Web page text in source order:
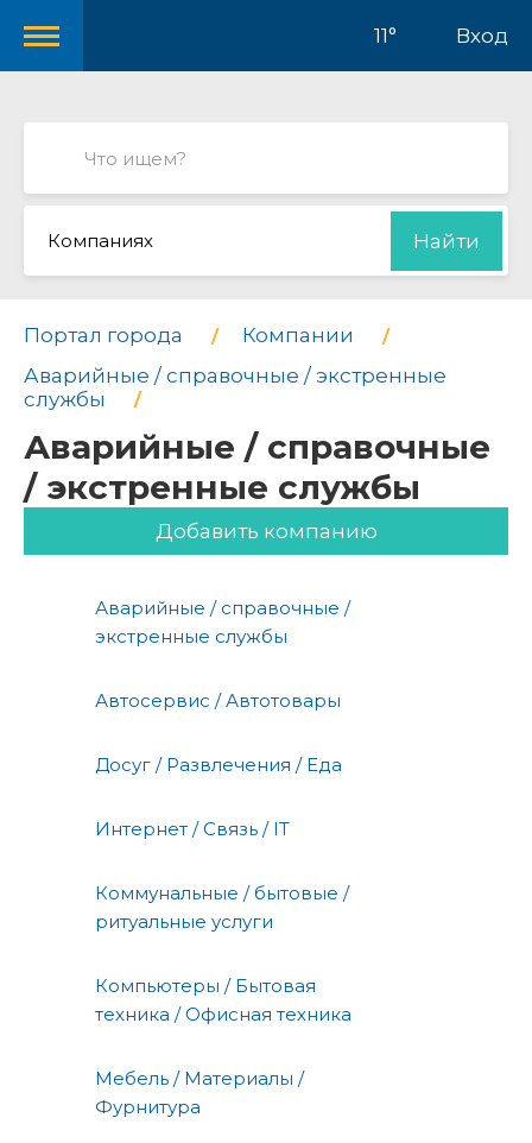
11° Вход
Компаниях Найти
Портал города
Компании
Аварийные / справочные / экстренные
службы
Аварийные / справочные
/ экстренные службы
Добавить компанию
Аварийные / справочные /
экстренные службы
Автосервис / Автотовары
Досуг / Развлечения / Еда
Интернет / Связь / IT
Коммунальные / бытовые /
ритуальные услуги
Компьютеры / Бытовая
техника / Офисная техника
Мебель / Материалы /
Фурнитура